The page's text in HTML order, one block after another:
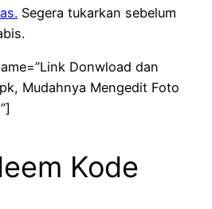
Segera tukarkan sebelum
Donwload dan
Mudahnya Mengedit Foto
Kode